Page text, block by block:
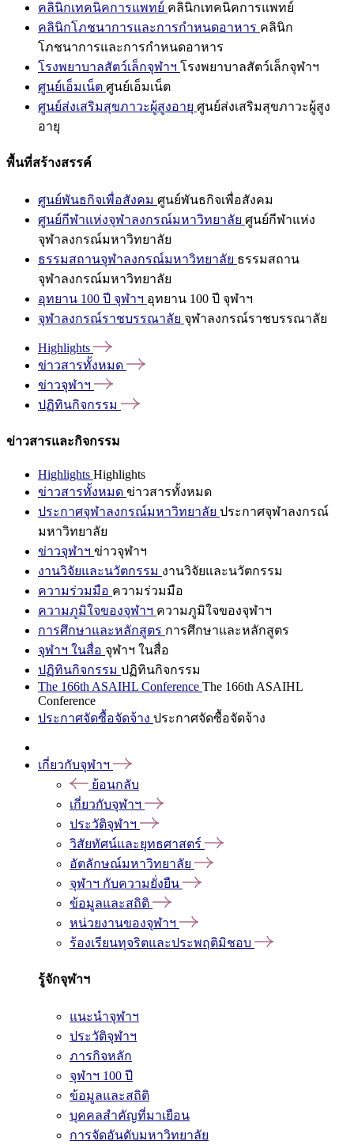
คลินิกเทคนิคการแพทย์ คลินิกเทคนิคการแพทย์
คลินิกโภชนาการและการกำหนดอาหาร คลินิก
โภชนาการและการกำหนดอาหาร
โรงพยาบาลสัตว์เล็กจุฬาฯ โรงพยาบาลสัตว์เล็กจุฬาฯ
ศูนย์เอ็มเน็ต ศูนย์เอ็มเน็ต
ศูนย์ส่งเสริมสุขภาวะผู้สูงอายุ ศูนย์ส่งเสริมสุขภาวะผู้สูง
อายุ
พื้นที่สร้างสรรค์
ศูนย์พันธกิจเพื่อสังคม ศูนย์พันธกิจเพื่อสังคม
ศูนย์กีฬาแห่งจุฬาลงกรณ์มหาวิทยาลัย ศูนย์กีฬาแห่ง
จุฬาลงกรณ์มหาวิทยาลัย
ธรรมสถานจุฬาลงกรณ์มหาวิทยาลัย ธรรมสถาน
จุฬาลงกรณ์มหาวิทยาลัย
อุทยาน 100 ปี จุฬาฯ อุทยาน 100 ปี จุฬาฯ
จุฬาลงกรณ์ราชบรรณาลัย จุฬาลงกรณ์ราชบรรณาลัย
Highlights
ข่าวสารทั้งหมด
ข่าวจุฬาฯ
ปฏิทินกิจกรรม
ข่าวสารและกิจกรรม
Highlights Highlights
ข่าวสารทั้งหมด ข่าวสารทั้งหมด
ประกาศจุฬาลงกรณ์มหาวิทยาลัย ประกาศจุฬาลงกรณ์
มหาวิทยาลัย
ข่าวจุฬาฯ ข่าวจุฬาฯ
งานวิจัยและนวัตกรรม งานวิจัยและนวัตกรรม
ความร่วมมือ ความร่วมมือ
ความภูมิใจของจุฬาฯ ความภูมิใจของจุฬาฯ
การศึกษาและหลักสูตร การศึกษาและหลักสูตร
จุฬาฯ ในสื่อ จุฬาฯ ในสื่อ
ปฏิทินกิจกรรม ปฏิทินกิจกรรม
The 166th ASAIHL Conference The 166th ASAIHL
Conference
ประกาศจัดซื้อจัดจ้าง ประกาศจัดซื้อจัดจ้าง
เกี่ยวกับจุฬาฯ
ย้อนกลับ
เกี่ยวกับจุฬาฯ
ประวัติจุฬาฯ
วิสัยทัศน์และยุทธศาสตร์
อัตลักษณ์มหาวิทยาลัย
จุฬาฯ กับความยั่งยืน
ข้อมูลและสถิติ
หน่วยงานของจุฬาฯ
ร้องเรียนทุจริตและประพฤติมิชอบ
รู้จักจุฬาฯ
แนะนำจุฬาฯ
ประวัติจุฬาฯ
ภารกิจหลัก
จุฬาฯ 100 ปี
ข้อมูลและสถิติ
บุคคลสำคัญที่มาเยือน
การจัดอันดับมหาวิทยาลัย